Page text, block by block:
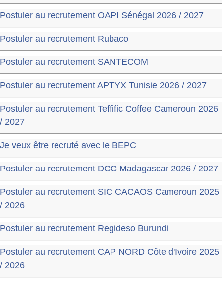
Postuler au recrutement OAPI Sénégal 2026 / 2027
Postuler au recrutement Rubaco
Postuler au recrutement SANTECOM
Postuler au recrutement APTYX Tunisie 2026 / 2027
Postuler au recrutement Teffific Coffee Cameroun 2026
/ 2027
Je veux être recruté avec le BEPC
Postuler au recrutement DCC Madagascar 2026 / 2027
Postuler au recrutement SIC CACAOS Cameroun 2025
/ 2026
Postuler au recrutement Regideso Burundi
Postuler au recrutement CAP NORD Côte d'Ivoire 2025
/ 2026